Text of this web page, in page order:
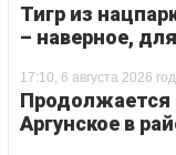
Тигр из
– наверное,
17:10, 6 августа 2026
Продолжается
Аргунское в